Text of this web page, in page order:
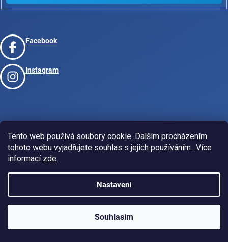
Tento web používá soubory cookie. Dalším procházením
tohoto webu vyjadřujete souhlas s jejich používáním.. Více
informací zde.
Nastavení
Souhlasím
Facebook
Instagram
Vytvořil Shoptet
Copyright 2026www.josport.cz. Všechna práva vyhrazena.